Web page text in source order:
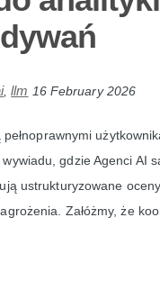
,llm 16 February 2026
gdzie Agenci AI
ustrukturyzowane oceny.
Załóżmy, że